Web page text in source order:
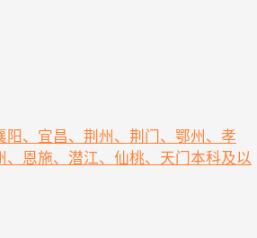
阳、宜昌、荆州、荆门、鄂州、孝
恩施、潜江、仙桃、天门本科及以